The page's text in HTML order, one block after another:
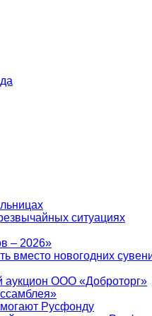
ситуациях
– 2026»
вместо новогодних
аукцион ООО «Доброторг»
Русфонду